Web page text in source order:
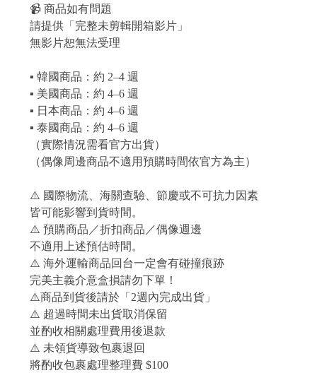
📹 商品如有問題
請提供「完整未剪輯開箱影片」
無影片恕無法受理
▪ 韓國商品：約 2–4 週
▪ 美國商品：約 4–6 週
▪ 日本商品：約 4–6 週
▪ 泰國商品：約 4–6 週
（實際情況需看官方出貨）
（偶像周邊商品不適用預購時間依官方為主）
⚠️ 國際物流、海關查驗、節慶或不可抗力因素
皆可能影響到貨時間。
⚠️ 預購商品／折扣商品／偶像週邊
不適用上述預估時間。
⚠️ 海外運輸商品回台一定會有碰撞痕跡
完美主義介意盒損請勿下單！
⚠️商品到貨後請於「2週內完成出貨」
⚠️ 超過時間未出貨取消保留
並酌收相關處理費用後退款
⚠️ 未領貨導致包裹退回
將酌收包裹處理整理費 $100